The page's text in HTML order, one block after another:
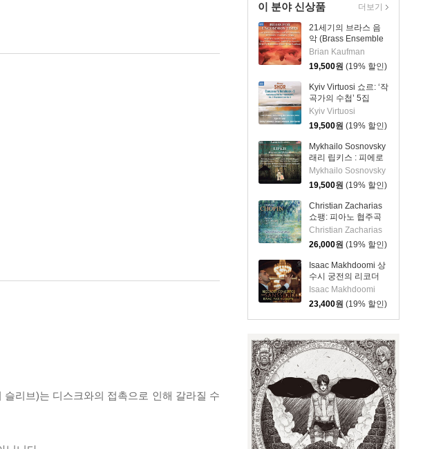
이 분야 신상품
21세기의 브라스 음
악 (Brass Ensemble
Music - 21st Century)
Brian Kaufman
19,500원 (19% 할인)
Kyiv Virtuosi 쇼르: ‘작
곡가의 수첩’ 5집
(Shor: Composer’s
Notebook, Vol. 5)
Kyiv Virtuosi
19,500원 (19% 할인)
Mykhailo Sosnovsky
래리 립키스 : 피에로
와 친구들 (Larry
Lipkis: Pierrot &
Friends)
Mykhailo Sosnovsky
19,500원 (19% 할인)
Christian Zacharias
쇼팽: 피아노 협주곡
제1~2번 (Chopin:
Complete Piano
Concertos) [SACD
Hybrid]
Christian Zacharias
26,000원 (19% 할인)
Isaac Makhdoomi 상
수시 궁전의 리코더
협주곡 (Recorder
Concertos from
Sanssouci)
Isaac Makhdoomi
23,400원 (19% 할인)
더보기
리브)는 디스크와의 접촉으로 인해 갈라질 수